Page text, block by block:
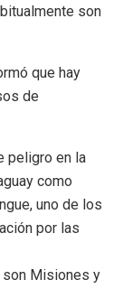
son
que hay
de
peligro en la
como
uno de los
por las
son Misiones y